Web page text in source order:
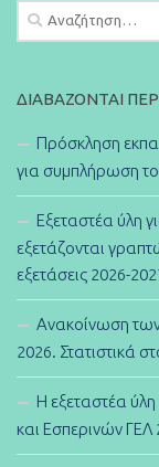
Αναζήτηση
για:
ΔΙΑΒΆΖΟΝΤΑΙ
Πρόσκληση
για συμπλήρωση
Εξεταστέα ύλη
εξετάζονται
εξετάσεις 2026-
Ανακοίνωση των
2026. Στατιστικά
Η εξεταστέα ύλη
και Εσπερινών ΓΕΛ